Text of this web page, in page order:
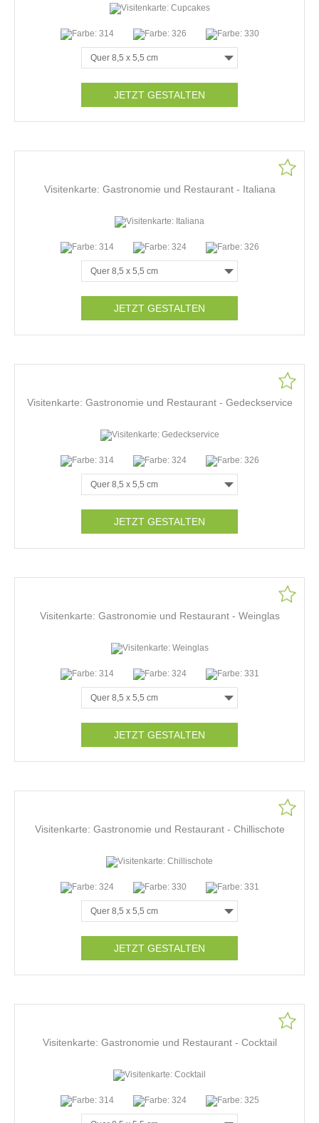
JETZT GESTALTEN
Visitenkarte: Gastronomie und Restaurant - Italiana
JETZT GESTALTEN
Visitenkarte: Gastronomie und Restaurant - Gedeckservice
JETZT GESTALTEN
Visitenkarte: Gastronomie und Restaurant - Weinglas
JETZT GESTALTEN
Visitenkarte: Gastronomie und Restaurant - Chillischote
JETZT GESTALTEN
Visitenkarte: Gastronomie und Restaurant - Cocktail